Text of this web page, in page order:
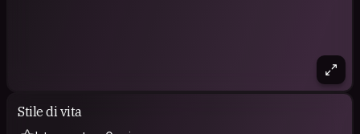
Stile di vita